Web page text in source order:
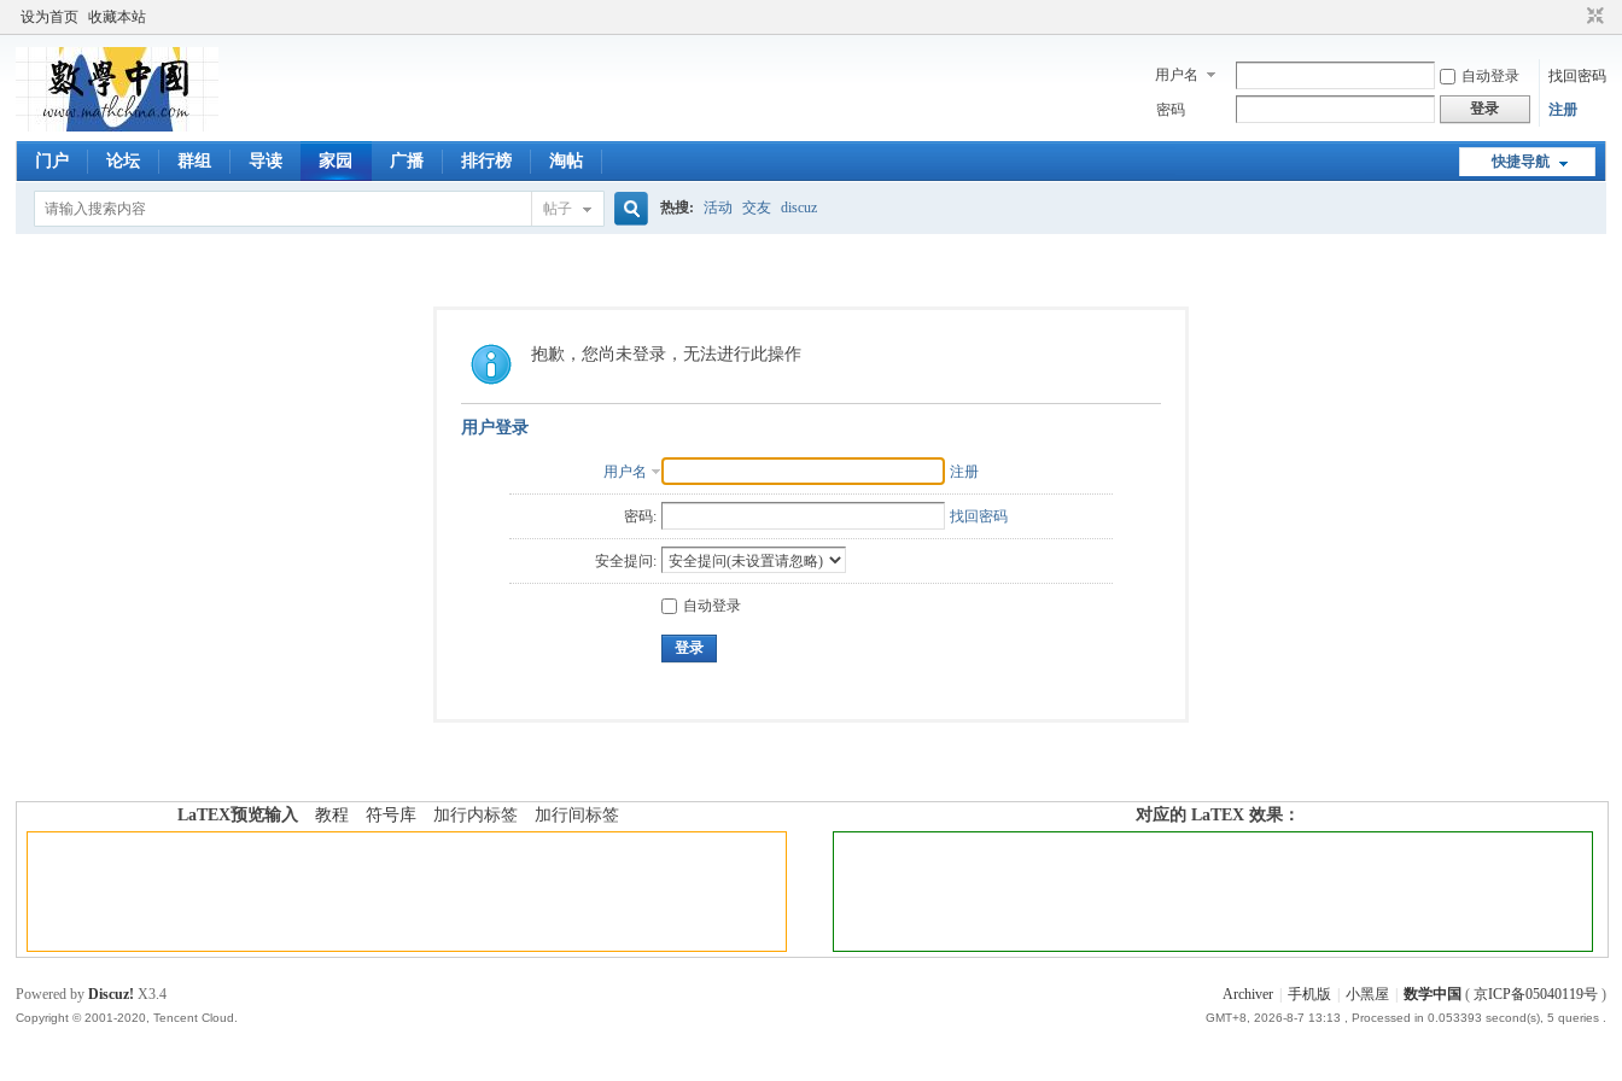
设为首页 收藏本站
用户名 自动登录
找回密码
密码
登录 注册
快捷导航
门户 论坛 群组 导读 家园 广播 排行榜 淘帖
帖子
索
热搜: 活动 交友 discuz
抱歉，您尚未登录，无法进行此操作
用户登录
用户名 注册
密码: 找回密码
安全提问:
自动登录
登录
LaTEX预览输入 教程 符号库 加行内标签 加行间标签 对应的 LaTEX 效果：
Archiver 手机版 小黑屋 数学中国 ( 京ICP备05040119号)
GMT+8, 2026-8-7 13:13 , Processed in 0.053393 second(s), 5 queries .
Powered byDiscuz! X3.4
Copyright © 2001-2020, Tencent Cloud.